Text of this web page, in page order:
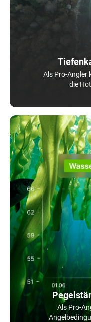
Als Pro-Angler
die
Als Pro-